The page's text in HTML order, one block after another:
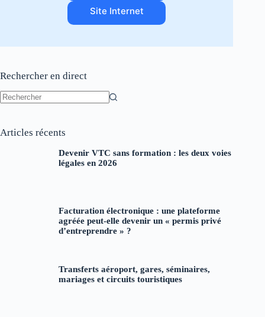
Site Internet
Rechercher en direct
Articles récents
Devenir VTC sans formation : les deux voies
légales en 2026
Facturation électronique : une plateforme
agréée peut-elle devenir un « permis privé
d’entreprendre » ?
Transferts aéroport, gares, séminaires,
mariages et circuits touristiques